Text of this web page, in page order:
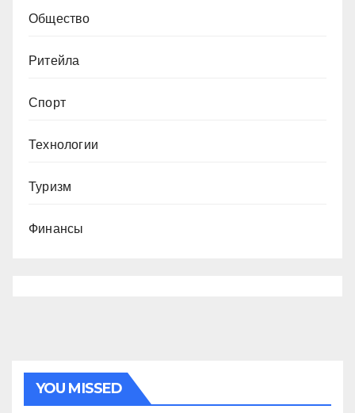
Общество
Ритейла
Спорт
Технологии
Туризм
Финансы
YOU MISSED